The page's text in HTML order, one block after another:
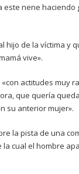
nene
hijo de la víctima y
vive».
actitudes muy
que quería
su anterior mujer».
la pista de una
cual el hombre